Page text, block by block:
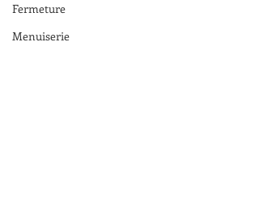
Fermeture
Menuiserie